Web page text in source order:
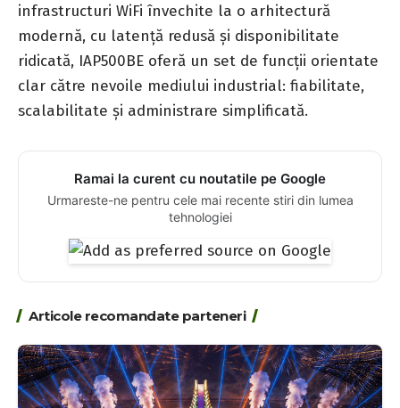
infrastructuri WiFi învechite la o arhitectură
modernă, cu latență redusă și disponibilitate
ridicată, IAP500BE oferă un set de funcții orientate
clar către nevoile mediului industrial: fiabilitate,
scalabilitate și administrare simplificată.
Ramai la curent cu noutatile pe Google
Urmareste-ne pentru cele mai recente stiri din lumea
tehnologiei
Articole recomandate parteneri